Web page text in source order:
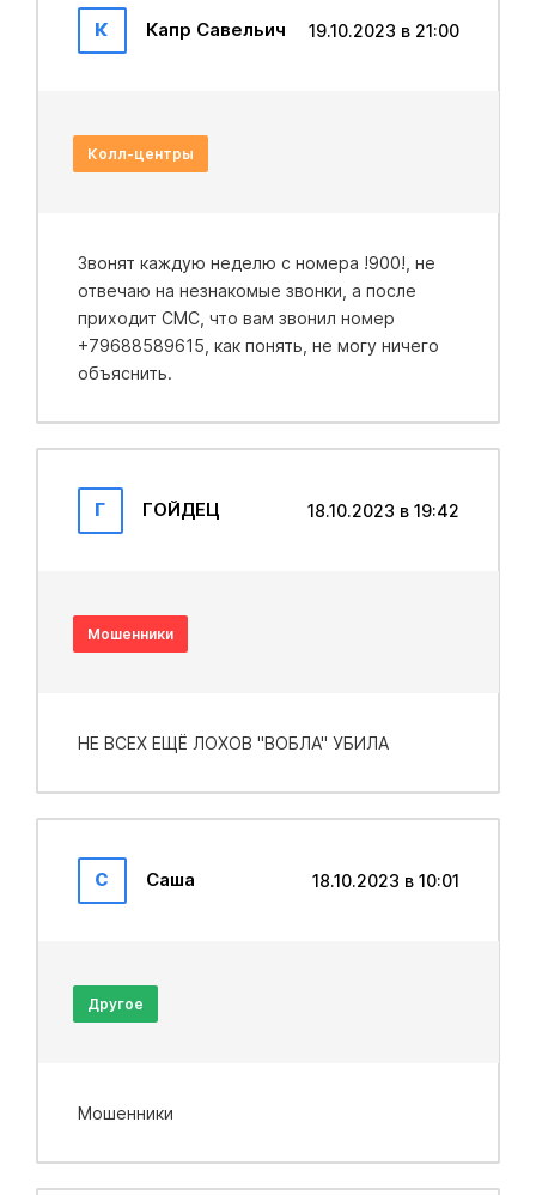
К Капр Савельич 19.10.2023 в 21:00
Колл-центры
Звонят каждую неделю с номера !900!, не
отвечаю на незнакомые звонки, а после
приходит СМС, что вам звонил номер
+79688589615, как понять, не могу ничего
объяснить.
Г ГОЙДЕЦ 18.10.2023 в 19:42
Мошенники
НЕ ВСЕХ ЕЩЁ ЛОХОВ "ВОБЛА" УБИЛА
С Саша 18.10.2023 в 10:01
Другое
Мошенники